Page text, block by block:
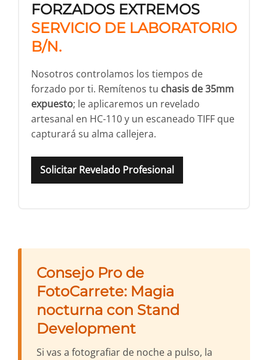
FORZADOS EXTREMOS
SERVICIO DE LABORATORIO
B/N.
Nosotros controlamos los tiempos de
forzado por ti. Remítenos tu chasis de 35mm
expuesto; le aplicaremos un revelado
artesanal en HC-110 y un escaneado TIFF que
capturará su alma callejera.
Solicitar Revelado Profesional
Consejo Pro de
FotoCarrete: Magia
nocturna con Stand
Development
Si vas a fotografiar de noche a pulso, la